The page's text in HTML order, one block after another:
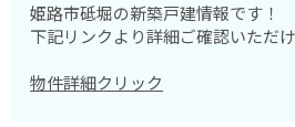
姫路市砥堀の新築戸建情報です！
下記リンクより詳細ご確認いただけ
物件詳細クリック